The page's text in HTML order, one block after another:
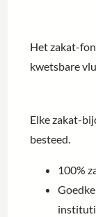
Het zakat-
kwetsbare
Elke zakat-
besteed.
100%